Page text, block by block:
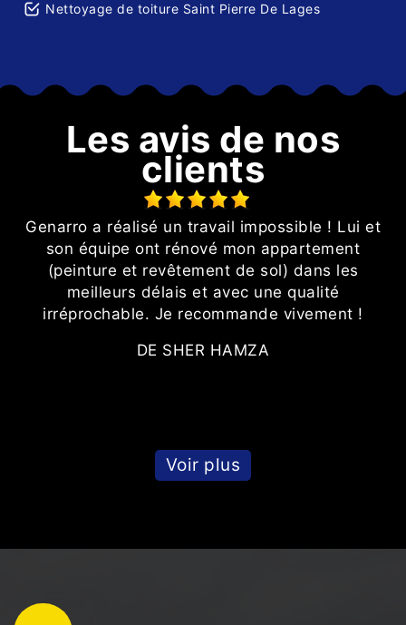
Nettoyage de toiture Saint Pierre De Lages
Les avis de nos
clients
Genarro a réalisé un travail impossible ! Lui et
son équipe ont rénové mon appartement
(peinture et revêtement de sol) dans les
meilleurs délais et avec une qualité
irréprochable. Je recommande vivement !
DE SHER HAMZA
Voir plus